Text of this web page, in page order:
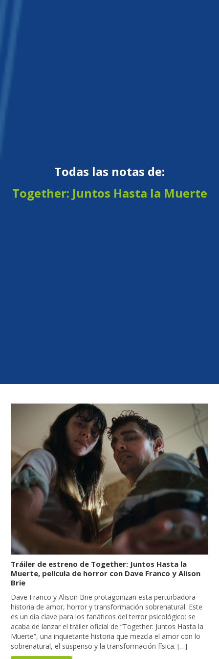
Todas las notas de:
Together: Juntos Hasta la Muerte
Tráiler de estreno de Together: Juntos Hasta la
Muerte, película de horror con Dave Franco y Alison
Brie
Dave Franco y Alison Brie protagonizan esta perturbadora
historia de amor, horror y transformación sobrenatural. Este
es un día clave para los fanáticos del terror psicológico: se
acaba de lanzar el tráiler oficial de “Together: Juntos Hasta la
Muerte”, una inquietante historia que mezcla el amor con lo
sobrenatural, el suspenso y la transformación física. […]